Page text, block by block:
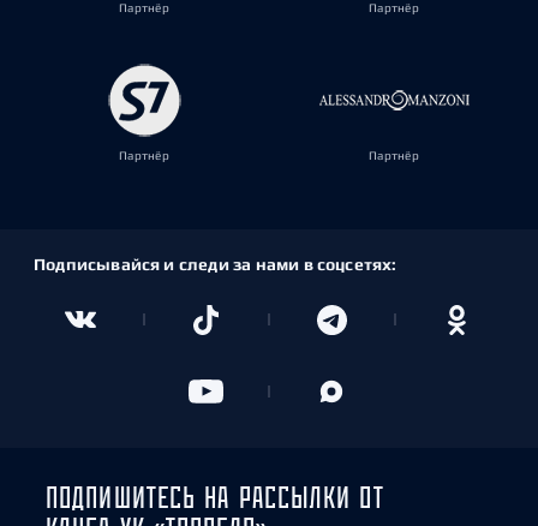
Партнёр Партнёр
Партнёр Партнёр
Подписывайся и следи за нами в соцсетях:
ПОДПИШИТЕСЬ НА РАССЫЛКИ ОТ